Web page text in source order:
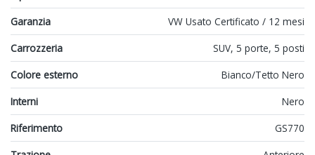
Garanzia
VW Usato Certificato / 12 mesi
Carrozzeria
SUV, 5 porte, 5 posti
Colore esterno
Bianco/Tetto Nero
Interni
Nero
Riferimento
GS770